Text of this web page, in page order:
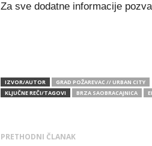
Za sve dodatne informacije
IZVOR/AUTOR
GRAD POŽAREVAC // URBAN CITY
KLJUČNE REČI/TAGOVI
BRZA SAOBRACAJNICA
PRETHODNI ČLANAK